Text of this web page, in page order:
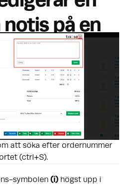
på en
order?
att söka efter ordernummer
(ctrl+S).
symbolen (i) högst upp i